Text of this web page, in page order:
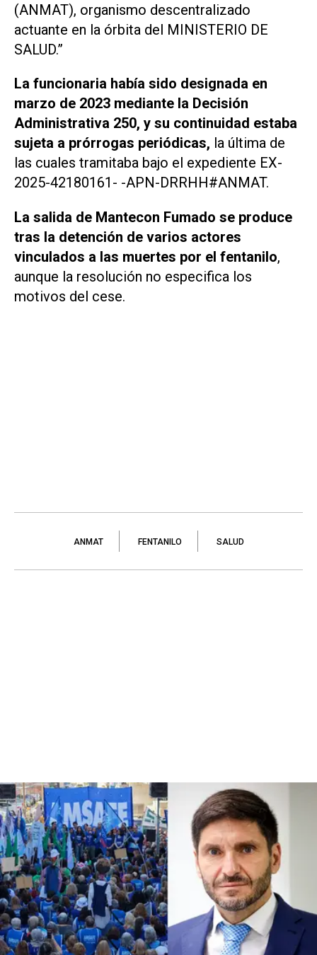
(ANMAT), organismo descentralizado
actuante en la órbita del MINISTERIO DE
SALUD.”
La funcionaria había sido designada en
marzo de 2023 mediante la Decisión
Administrativa 250, y su continuidad estaba
sujeta a prórrogas periódicas, la última de
las cuales tramitaba bajo el expediente EX-
2025-42180161- -APN-DRRHH#ANMAT.
La salida de Mantecon Fumado se produce
tras la detención de varios actores
vinculados a las muertes por el fentanilo,
aunque la resolución no especifica los
motivos del cese.
ANMAT FENTANILO SALUD